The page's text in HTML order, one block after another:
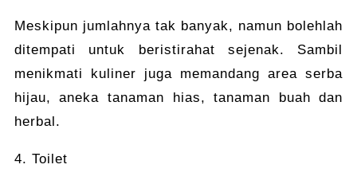
Meskipun jumlahnya tak banyak, namun bolehlah
ditempati untuk beristirahat sejenak. Sambil
menikmati kuliner juga memandang area serba
hijau, aneka tanaman hias, tanaman buah dan
herbal.
4. Toilet